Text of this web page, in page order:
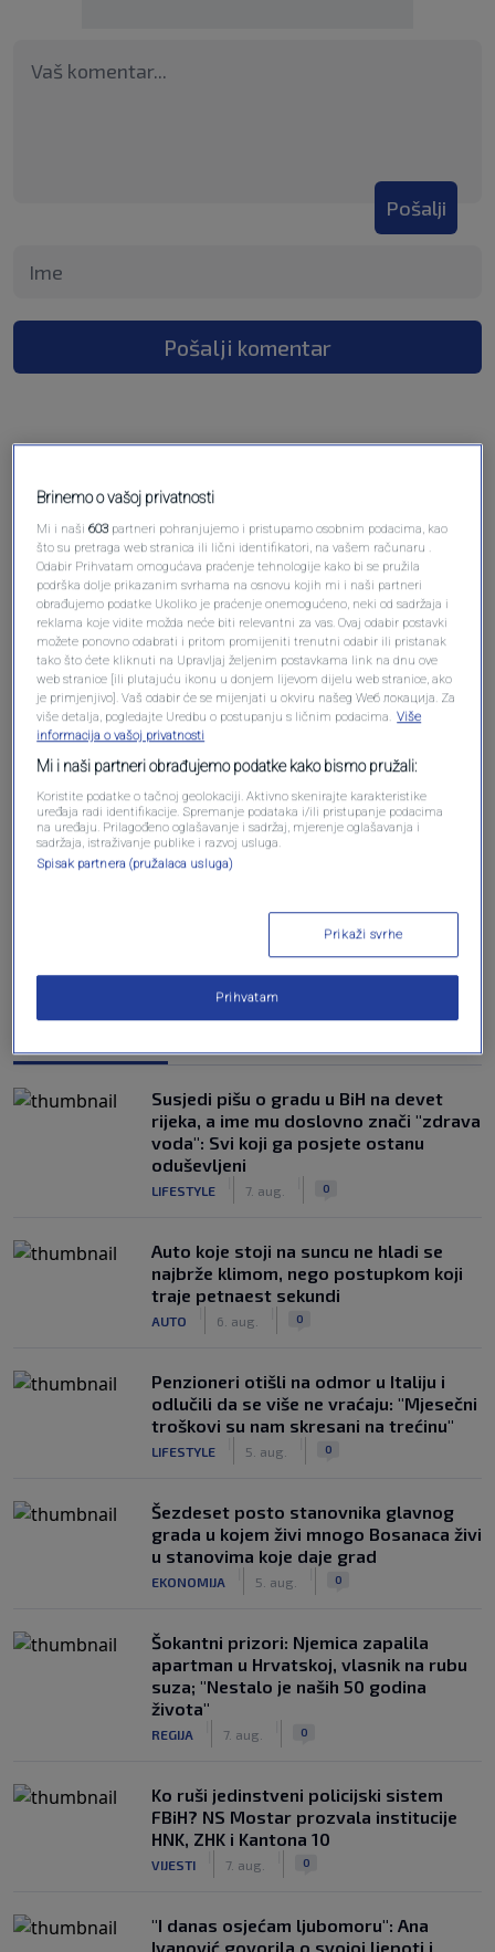
Pošalji
Pošalji komentar
Oglas
Oglas
Susjedi pišu o gradu u BiH na devet
rijeka, a ime mu doslovno znači "zdrava
voda": Svi koji ga posjete ostanu
oduševljeni
LIFESTYLE 7. aug. 0
Auto koje stoji na suncu ne hladi se
najbrže klimom, nego postupkom koji
traje petnaest sekundi
AUTO 6. aug. 0
Penzioneri otišli na odmor u Italiju i
odlučili da se više ne vraćaju: "Mjesečni
troškovi su nam skresani na trećinu"
LIFESTYLE 5. aug. 0
Šezdeset posto stanovnika glavnog
grada u kojem živi mnogo Bosanaca živi
u stanovima koje daje grad
EKONOMIJA 5. aug. 0
Šokantni prizori: Njemica zapalila
apartman u Hrvatskoj, vlasnik na rubu
suza; "Nestalo je naših 50 godina
života"
REGIJA 7. aug. 0
Ko ruši jedinstveni policijski sistem
FBiH? NS Mostar prozvala institucije
HNK, ZHK i Kantona 10
VIJESTI 7. aug. 0
"I danas osjećam ljubomoru": Ana
Ivanović govorila o svojoj ljepoti i
Brinemo o vašoj privatnosti
Mi i naši603 partneri pohranjujemo i pristupamo osobnim podacima, kao
što su pretraga web stranica ili lični identifikatori, na vašem računaru .
Odabir Prihvatam omogućava praćenje tehnologije kako bi se pružila
podrška dolje prikazanim svrhama na osnovu kojih mi i naši partneri
obrađujemo podatke Ukoliko je praćenje onemogućeno, neki od sadržaja i
reklama koje vidite možda neće biti relevantni za vas. Ovaj odabir postavki
možete ponovno odabrati i pritom promijeniti trenutni odabir ili pristanak
tako što ćete kliknuti na Upravljaj željenim postavkama link na dnu ove
web stranice [ili plutajuću ikonu u donjem lijevom dijelu web stranice, ako
je primjenjivo]. Vaš odabir će se mijenjati u okviru našeg Wеб локација. Za
više detalja, pogledajte Uredbu o postupanju s ličnim podacima. Više
informacija o vašoj privatnosti
Mi i naši partneri obrađujemo podatke kako bismo pružali:
Koristite podatke o tačnoj geolokaciji. Aktivno skenirajte karakteristike
uređaja radi identifikacije. Spremanje podataka i/ili pristupanje podacima
na uređaju. Prilagođeno oglašavanje i sadržaj, mjerenje oglašavanja i
sadržaja, istraživanje publike i razvoj usluga.
Spisak partnera (pružalaca usluga)
Prikaži svrhe
Prihvatam